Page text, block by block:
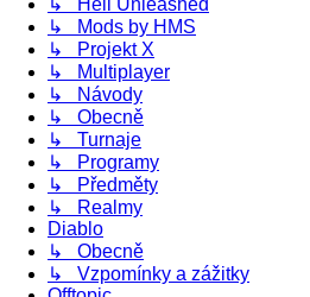
↳ Hell Unleashed
↳ Mods by HMS
↳ Projekt X
↳ Multiplayer
↳ Návody
↳ Obecně
↳ Turnaje
↳ Programy
↳ Předměty
↳ Realmy
Diablo
↳ Obecně
↳ Vzpomínky a zážitky